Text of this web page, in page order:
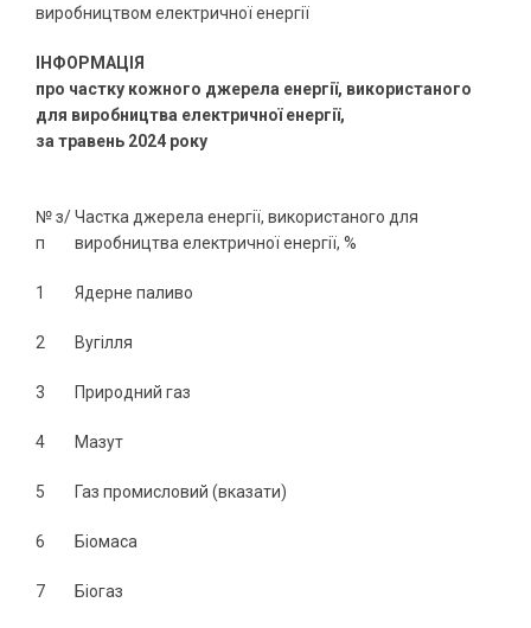
виробництвом електричної енергії
ІНФОРМАЦІЯ
про частку кожного джерела енергії, використаного
для виробництва електричної енергії,
за травень 2024 року
№ з/
п
Частка джерела енергії, використаного для
виробництва електричної енергії, %
1 Ядерне паливо
2 Вугілля
3 Природний газ
4 Мазут
5 Газ промисловий (вказати)
6 Біомаса
7 Біогаз